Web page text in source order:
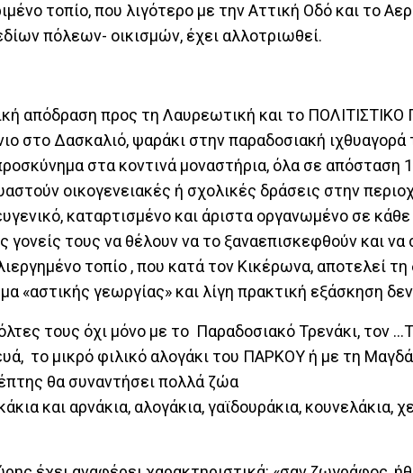
τοπίο, που λιγότερο με την Αττική Οδό και το
πόλεων- οικισμών, έχει αλλοτριωθεί.
απόδραση προς τη Λαυρεωτική και το
στο Δασκαλιό, ψαράκι στην παραδοσιακή
στα κοντινά μοναστήρια, όλα σε απόσταση
οικογενειακές ή σχολικές δράσεις στην
καταρτισμένο και άριστα οργανωμένο σε κάθε
γονείς τους να θέλουν να το ξαναεπισκεφθούν και
τοπίο , που κατά τον Κικέρωνα, αποτελεί
«αστικής γεωργίας» και λίγη πρακτική εξάσκηση
τους όχι μόνο με το Παραδοσιακό Τρενάκι, τον
το μικρό φιλικό αλογάκι του ΠΑΡΚΟΥ ή με τη
θα συναντήσει πολλά ζώα
και αρνάκια, αλογάκια, γαϊδουράκια, κουνελάκια,